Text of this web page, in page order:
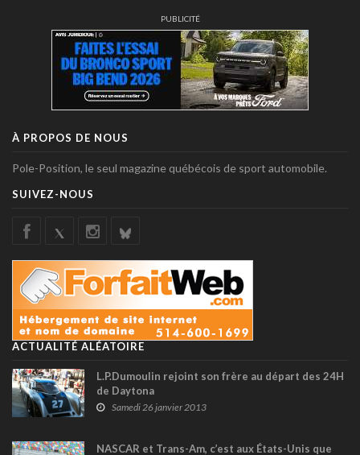
PUBLICITÉ
À PROPOS DE NOUS
Pole-Position, le seul magazine québécois de sport automobile.
SUIVEZ-NOUS
ACTUALITÉ ALÉATOIRE
L.P.Dumoulin rejoint son frère au départ des 24H
de Daytona
Samedi 26 janvier 2013
NASCAR et Trans-Am, c’est aux États-Unis que